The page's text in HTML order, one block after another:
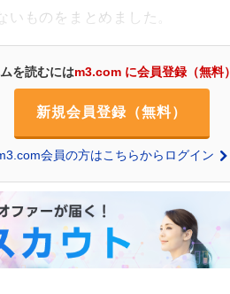
いものをまとめました。
を読むにはm3.com に会員登録（無料）
新規会員登録（無料）
会員の方はこちらからログイン